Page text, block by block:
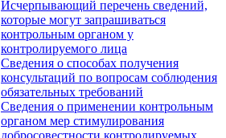
Исчерпывающий перечень сведений,
которые могут запрашиваться
контрольным органом у
контролируемого лица
Сведения о способах получения
консультаций по вопросам соблюдения
обязательных требований
Сведения о применении контрольным
органом мер стимулирования
добросовестности контролируемых